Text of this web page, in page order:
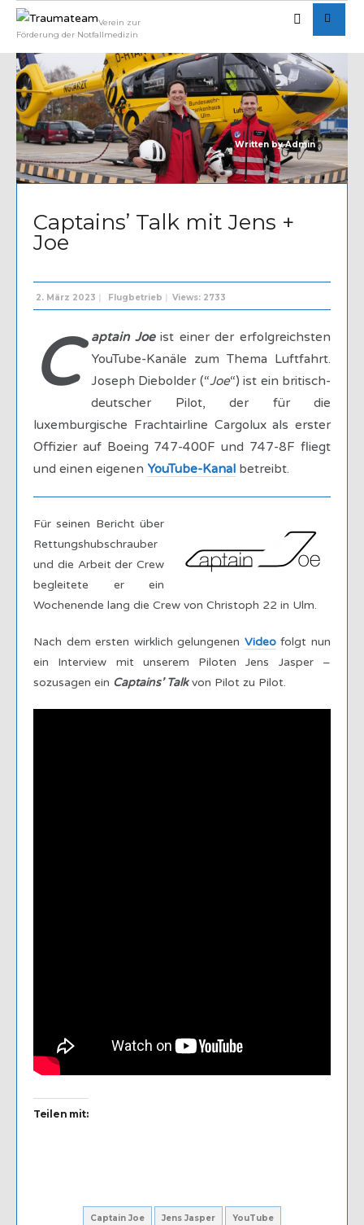
Verein zur
Förderung der Notfallmedizin
Written byAdmin
Captains’ Talk mit Jens +
Joe
2. März 2023 Flugbetrieb Views: 2733
C aptain Joeist einer der erfolgreichsten
YouTube-Kanäle zum Thema Luftfahrt.
Joseph Diebolder (“Joe“) ist ein britisch-
deutscher Pilot, der für die
luxemburgische Frachtairline Cargolux als erster
Offizier auf Boeing 747-400F und 747-8F fliegt
und einen eigenen YouTube-Kanal betreibt.
Für seinen Bericht über
Rettungshubschrauber
und die Arbeit der Crew
begleitete er ein
Wochenende lang die Crew von Christoph 22 in Ulm.
Nach dem ersten wirklich gelungenen Videofolgt nun
ein Interview mit unserem Piloten Jens Jasper –
sozusagen ein Captains’ Talk von Pilot zu Pilot.
Teilen mit:
Captain Joe Jens Jasper YouTube